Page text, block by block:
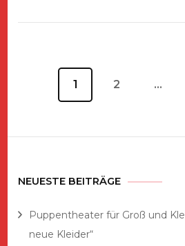
Seite
1 Seite
2 …
NEUESTE BEITRÄGE
Puppentheater für Groß und
neue Kleider“